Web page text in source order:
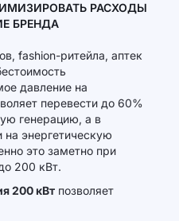
РАСХОДЫ
БРЕНДА
fashion-ритейла, аптек
давление на
перевести до 60%
генерацию, а в
энергетическую
это заметно при
200 кВт.
200 кВт позволяет